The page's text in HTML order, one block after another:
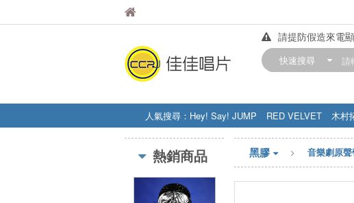
佳佳唱片
請提防假造來電
【中華門市營業
快速搜尋
人氣搜尋： Hey! Say! JUMP RED VELVET 木村
STRAY KIDS
盧廣仲 周杰伦
熱銷商品 黑膠 音樂劇原